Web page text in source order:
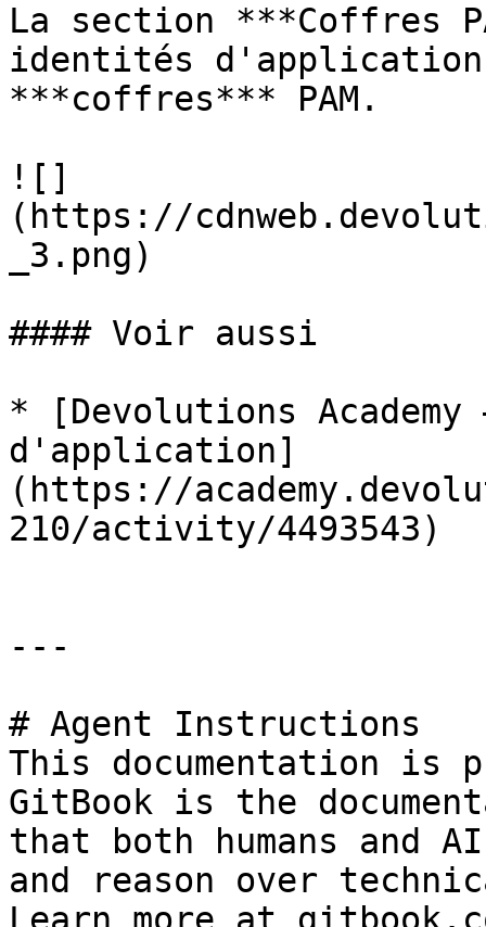
La section ***Coffres
identités d'application
***coffres*** PAM.
![]
(https://
_3.png)
#### Voir aussi
* [Devolutions
d'application]
(https://
210/activity/4493543)
---
# Agent Instructions
This documentation is
GitBook is the
that both humans and
and reason over